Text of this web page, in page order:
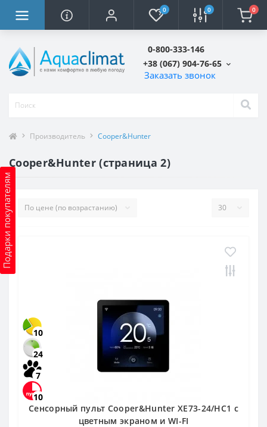
0 0 0
0-800-333-146
+38 (067) 904-76-65
Заказать звонок
Подарки покупателям
Производитель Cooper&Hunter
Cooper&Hunter (страница 2)
10
24
7
10
Сенсорный пульт Cooper&Hunter XE73-24/HC1 с
цветным экраном и WI-FI